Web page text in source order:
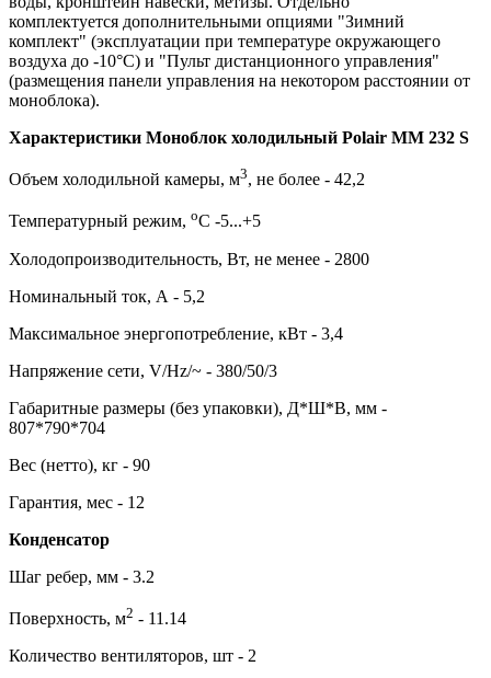
комплектуется дополнительными опциями "Зимний
комплект" (эксплуатации при температуре окружающего
воздуха до -10°С) и "Пульт дистанционного управления"
(размещения панели управления на некотором расстоянии от
моноблока).
Характеристики Моноблок холодильный Polair MM 232 S
Объем холодильной камеры, м3, не более - 42,2
Температурный режим, оС -5...+5
Холодопроизводительность, Вт, не менее - 2800
Номинальный ток, А - 5,2
Максимальное энергопотребление, кВт - 3,4
Напряжение сети, V/Hz/~ - 380/50/3
Габаритные размеры (без упаковки), Д*Ш*В, мм -
807*790*704
Вес (нетто), кг - 90
Гарантия, мес - 12
Конденсатор
Шаг ребер, мм - 3.2
Поверхность, м2 - 11.14
Количество вентиляторов, шт - 2